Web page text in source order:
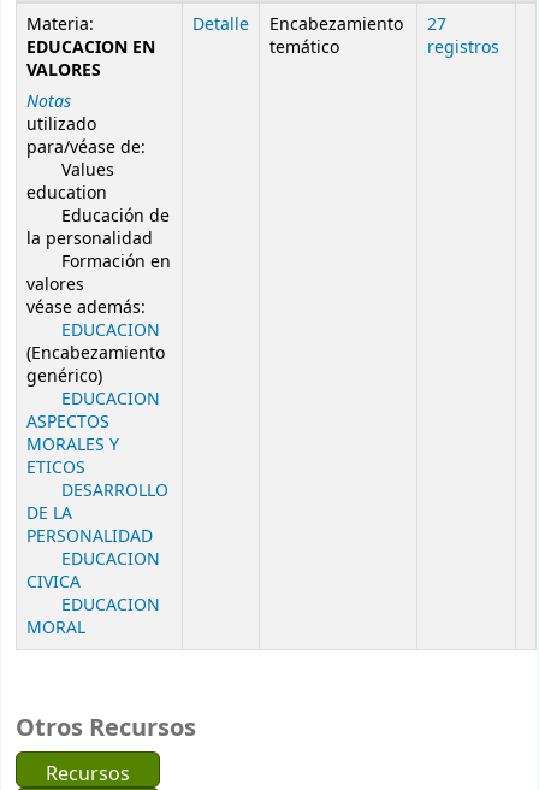
Otros Recursos
Recursos
Resultados de búsqueda de autoridad
Materia:
EDUCACION EN
VALORES
Notas
utilizado
para/véase de:
Values
education
Educación de
la personalidad
Formación en
valores
véase además:
EDUCACION
(Encabezamiento
genérico)
EDUCACION
ASPECTOS
MORALES Y
ETICOS
DESARROLLO
DE LA
PERSONALIDAD
EDUCACION
CIVICA
EDUCACION
MORAL
Detalle
Encabezamiento
temático
27
registros